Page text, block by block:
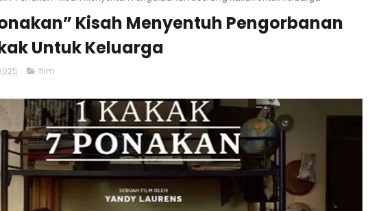
Kisah Menyentuh Pengorbanan
Untuk Keluarga
film